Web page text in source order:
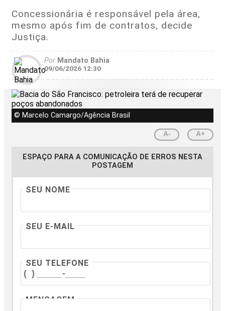
Concessionária é responsável pela área,
mesmo após fim de contratos, decide
Justiça.
Por Mandato Bahia
09/06/2026 12:30
© Marcelo Camargo/Agência Brasil
A- A+
ESPAÇO PARA A COMUNICAÇÃO DE ERROS NESTA
POSTAGEM
SEU NOME
SEU E-MAIL
SEU TELEFONE
MENSAGEM